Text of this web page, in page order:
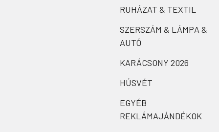
RUHÁZAT & TEXTIL
SZERSZÁM & LÁMPA &
AUTÓ
KARÁCSONY 2026
HÚSVÉT
EGYÉB
REKLÁMAJÁNDÉKOK